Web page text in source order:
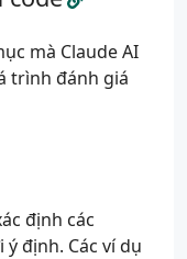
mà Claude AI
trình đánh giá
định các
định. Các ví dụ